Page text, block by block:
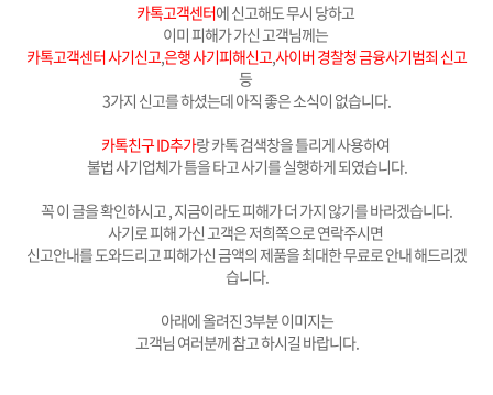
카톡고객센터에 신고해도 무시 당하고
이미 피해가 가신 고객님께는
카톡고객센터 사기신고,은행 사기피해신고,사이버 경찰청 금융사기범죄 신고
등
3가지 신고를 하셨는데 아직 좋은 소식이 없습니다.
카톡친구 ID추가랑 카톡 검색창을 틀리게 사용하여
불법 사기업체가 틈을 타고 사기를 실행하게 되였습니다.
꼭 이 글을 확인하시고 , 지금이라도 피해가 더 가지 않기를 바라겠습니다.
사기로 피해 가신 고객은 저희쪽으로 연락주시면
신고안내를 도와드리고 피해가신 금액의 제품을 최대한 무료로 안내 해드리겠
습니다.
아래에 올려진 3부분 이미지는
고객님 여러분께 참고 하시길 바랍니다.